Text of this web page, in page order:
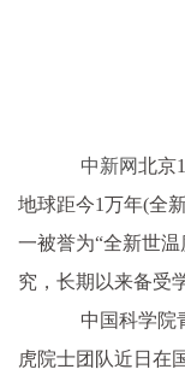
中新网北京
地球距今1万年(全
一被誉为“全新世
究，长期以来备受
中国科学院青
虎院士团队近日在